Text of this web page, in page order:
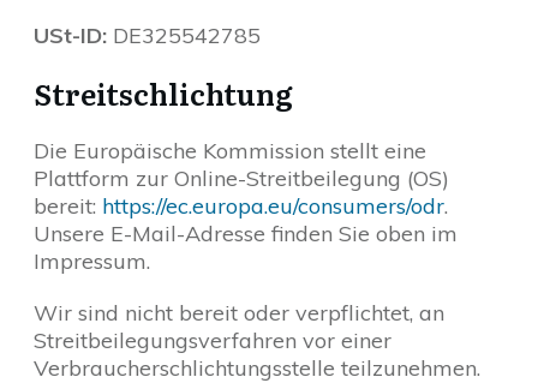
USt-ID: DE325542785
Streitschlichtung
Die Europäische Kommission stellt eine
Plattform zur Online-Streitbeilegung (OS)
bereit: https://ec.europa.eu/consumers/odr.
Unsere E-Mail-Adresse finden Sie oben im
Impressum.
Wir sind nicht bereit oder verpflichtet, an
Streitbeilegungsverfahren vor einer
Verbraucherschlichtungsstelle teilzunehmen.